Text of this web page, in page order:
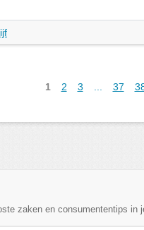
1 2 3 37
zaken en consumententips in